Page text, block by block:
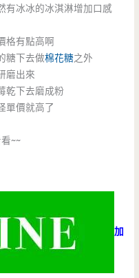
有冰冰的冰淇淋增加口感
格有點高啊
糖下去做棉花糖之外
磨出來
乾下去磨成粉
單價就高了
~~
加